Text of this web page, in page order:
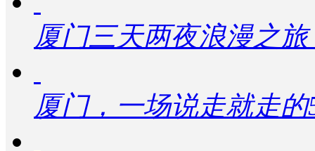
厦门三天两夜浪漫之
厦门，一场说走就走